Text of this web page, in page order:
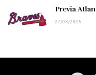
Previa
27/03/2025